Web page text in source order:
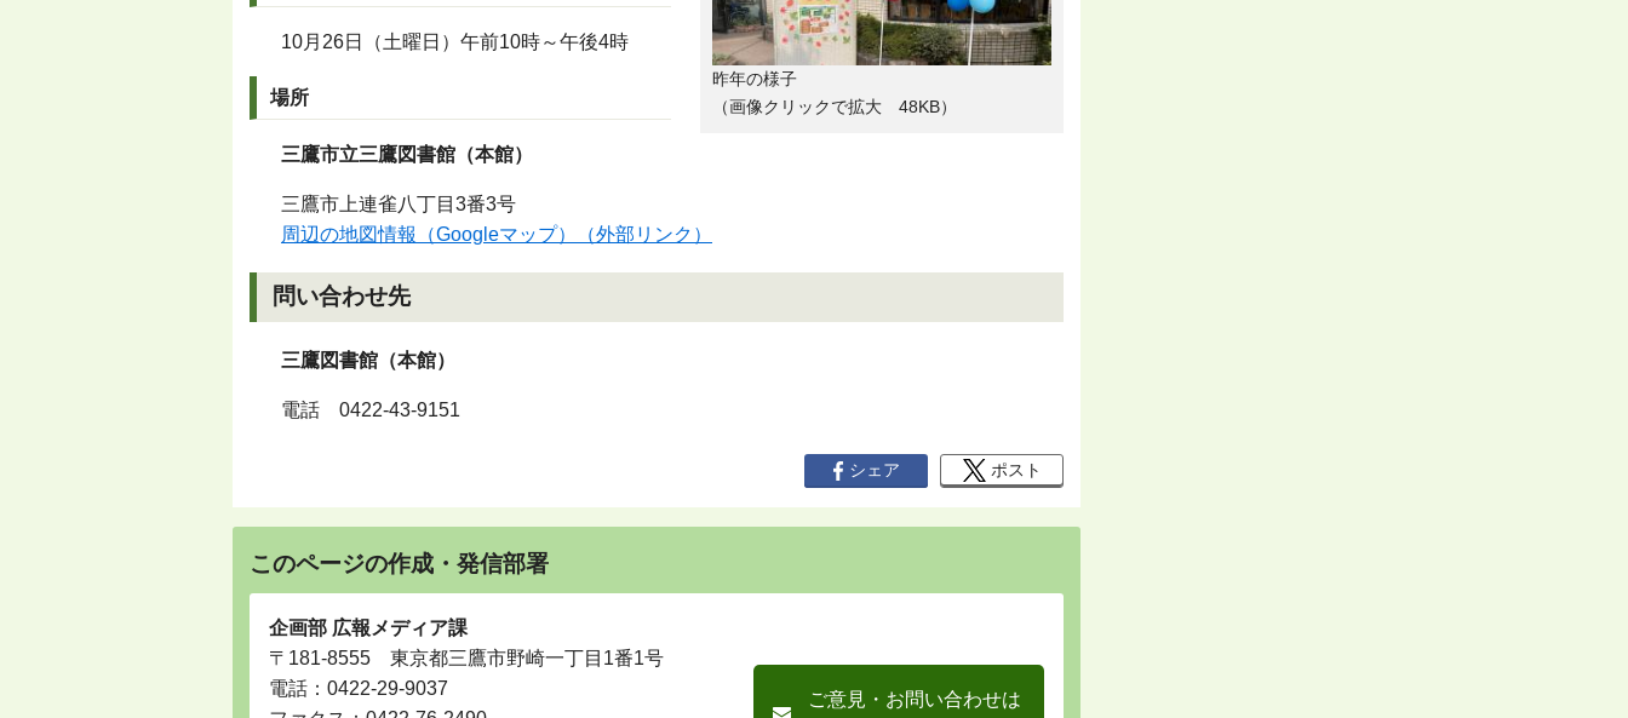
昨年の様子
（画像クリックで拡大 48KB）
10月26日（土曜日）午前10時～午後4時
場所
三鷹市立三鷹図書館（本館）
三鷹市上連雀八丁目3番3号
周辺の地図情報（Googleマップ）（外部リンク）
問い合わせ先
三鷹図書館（本館）
電話 0422-43-9151
シェア ポスト
このページの作成・発信部署
企画部 広報メディア課
〒181-8555 東京都三鷹市野崎一丁目1番1号
電話： 0422-29-9037
ご意見・お問い合わせは